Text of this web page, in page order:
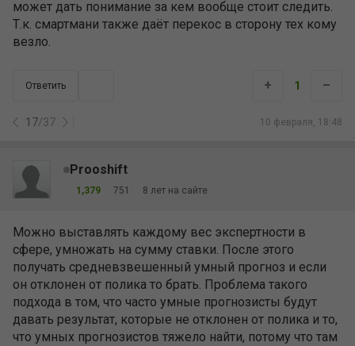
может дать понимание за кем вообще стоит следить.
Т.к. смартмани также даёт перекос в сторону тех кому
везло.
Ответить
17/37 10 февраля, 18:48
+ 1 –
Prooshift
1,379 751 8 лет на сайте
Можно выставлять каждому вес экспертности в
сфере, умножать на сумму ставки. После этого
получать средневзвешенный умный прогноз и если
он отклонен от полика то брать. Проблема такого
подхода в том, что часто умные прогнозисты будут
давать результат, которые не отклонен от полика и то,
что умных прогнозистов тяжело найти, потому что там